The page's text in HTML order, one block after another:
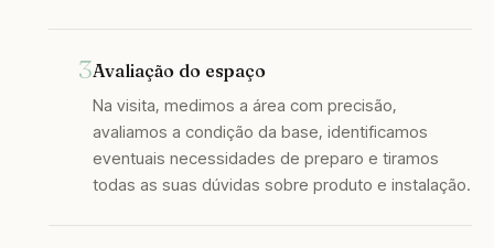
Avaliação do espaço
Na visita, medimos a área com precisão,
avaliamos a condição da base, identificamos
eventuais necessidades de preparo e tiramos
todas as suas dúvidas sobre produto e instalação.